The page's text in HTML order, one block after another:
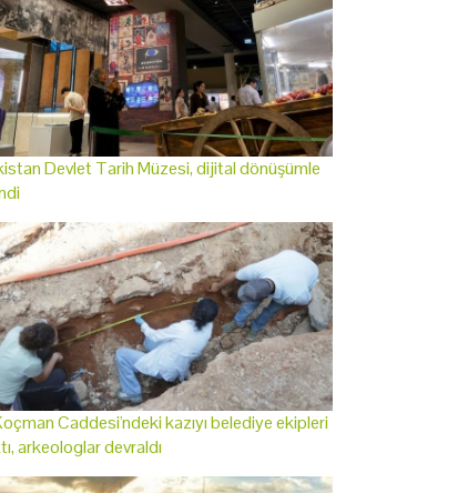
Devlet Tarih Müzesi, dijital dönüşümle
Caddesi'ndeki kazıyı belediye ekipleri
arkeologlar devraldı